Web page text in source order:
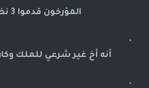
المؤرخون قدموا 3 نظريات كبيرة:
أنه أخ غير شرعي للملك